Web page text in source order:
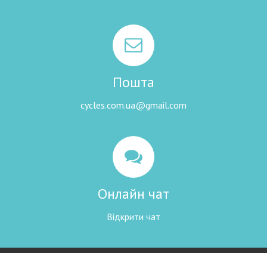
Пошта
cycles.com.ua@gmail.com
Онлайн чат
Відкрити чат